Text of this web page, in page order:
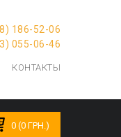
186-52-06
055-06-46
КОНТАКТЫ
0 (0 ГРН.)